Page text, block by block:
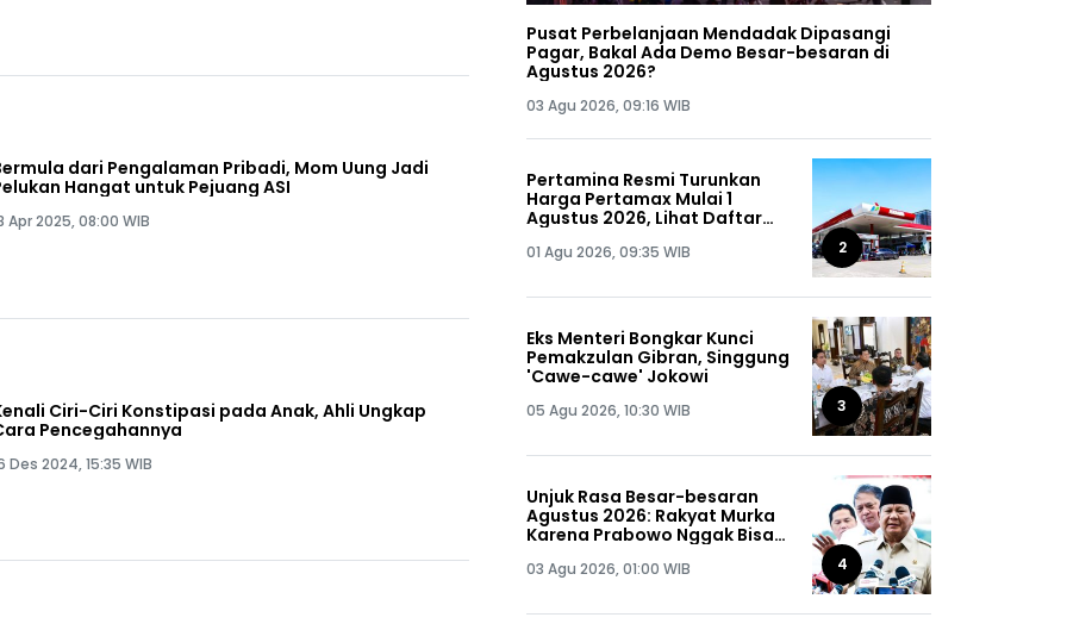
dari Pengalaman Pribadi, Mom Uung Jadi
Hangat untuk Pejuang ASI
Apr 2025, 08:00 WIB
Ciri-Ciri Konstipasi pada Anak, Ahli Ungkap
Pencegahannya
Des 2024, 15:35 WIB
Pusat Perbelanjaan Mendadak Dipasangi
Pagar, Bakal Ada Demo Besar-besaran di
Agustus 2026?
03 Agu 2026, 09:16 WIB
Pertamina Resmi Turunkan
Harga Pertamax Mulai 1
Agustus 2026, Lihat Daftar
01 Agu 2026, 09:35 WIB 2
Eks Menteri Bongkar Kunci
Pemakzulan Gibran, Singgung
'Cawe-cawe' Jokowi
05 Agu 2026, 10:30 WIB 3
Unjuk Rasa Besar-besaran
Agustus 2026: Rakyat Murka
Karena Prabowo Nggak Bisa
03 Agu 2026, 01:00 WIB 4